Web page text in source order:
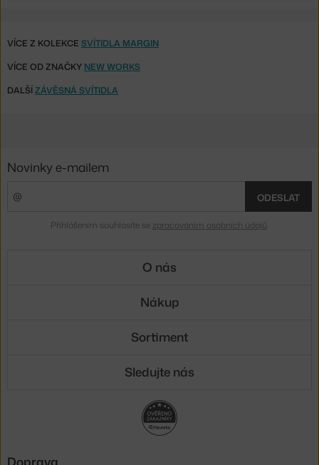
VÍCE Z KOLEKCE SVÍTIDLA MARGIN
VÍCE OD ZNAČKY NEW WORKS
DALŠÍZÁVĚSNÁ SVÍTIDLA
Novinky e-mailem
ODESLAT
Přihlášením souhlasíte se zpracováním osobních údajů
O nás
Nákup
Sortiment
Sledujte nás
Doprava